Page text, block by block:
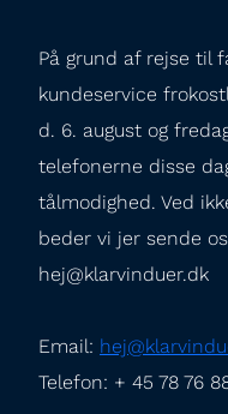
På grund af rejse til
kundeservice
d. 6. august og
telefonerne disse
tålmodighed. Ved
beder vi jer sende
hej@klarvinduer.dk
Email:
Telefon: + 45 78 76